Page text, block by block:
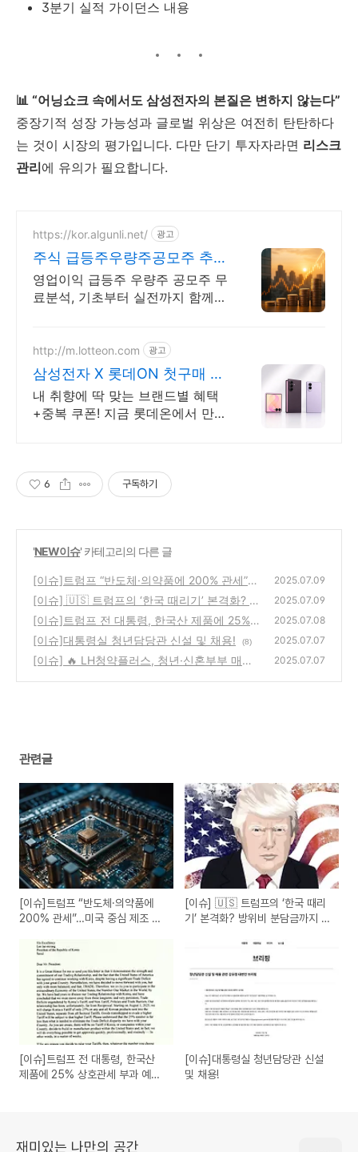
3분기 실적 가이던스 내용
📊 “어닝쇼크 속에서도 삼성전자의 본질은 변하지 않는다”
중장기적 성장 가능성과 글로벌 위상은 여전히 탄탄하다
는 것이 시장의 평가입니다. 다만 단기 투자자라면 리스크
관리에 유의가 필요합니다.
https://kor.algunli.net/ 광고
주식 급등주우량주공모주 추
지금 안보면 늦어요
영업이익 급등주 우량주 공모주 무
료분석, 기초부터 실전까지 함께
이합니다
http://m.lotteon.com 광고
삼성전자 X 롯데ON 첫구매 최
대 5천원 혜택!
내 취향에 딱 맞는 브랜드별 혜택
+중복 쿠폰! 지금 롯데온에서 만나
6 구독하기
'NEW이슈' 카테고리의 다른 글
[이슈]트럼프 “반도체·의약품에 200% 관세”…
미국 중심 제조 압박 본격화
(12)
2025.07.09
[이슈] 🇺🇸 트럼프의 ‘한국 때리기’ 본격화? 방
위비 분담금까지 도마에
(2)
2025.07.09
[이슈]트럼프 전 대통령, 한국산 제품에 25%
상호관세 부과 예고…8월 1일부터 시행
(5)
2025.07.08
[이슈]대통령실 청년담당관 신설 및 채용! (8) 2025.07.07
[이슈] 🔥 LH청약플러스, 청년·신혼부부 매입
2025.07.07
관련글
[이슈]트럼프 “반도체·의약품에
200% 관세”…미국 중심 제조 압
[이슈] 🇺🇸 트럼프의 ‘한국 때리
기’ 본격화? 방위비 분담금까지 도
[이슈]트럼프 전 대통령, 한국산
제품에 25% 상호관세 부과 예
[이슈]대통령실 청년담당관 신설
및 채용!
재미있는 나만의 공간